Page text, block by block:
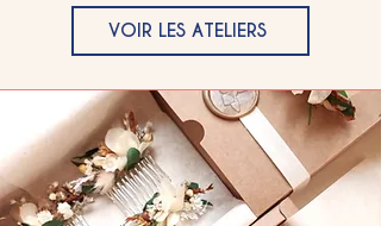
VOIR LES ATELIERS